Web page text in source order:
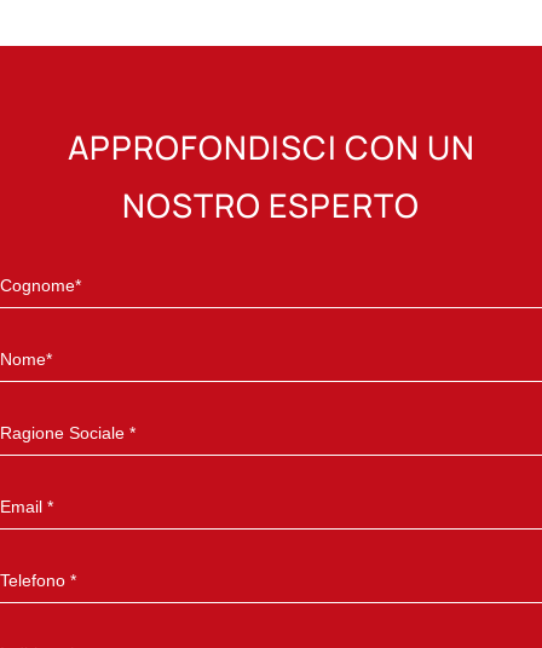
APPROFONDISCI CON UN
NOSTRO ESPERTO